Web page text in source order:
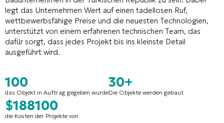
legt das Unternehmen Wert auf einen tadellosen Ruf,
wettbewerbsfähige Preise und die neuesten Technologien,
unterstützt von einem erfahrenen technischen Team, das
dafür sorgt, dass jedes Projekt bis ins kleinste Detail
ausgeführt wird.
100
das Objekt in Auftrag gegeben wurde
30+
Die Objekte werden gebaut
$188100
die Kosten der Projekte von